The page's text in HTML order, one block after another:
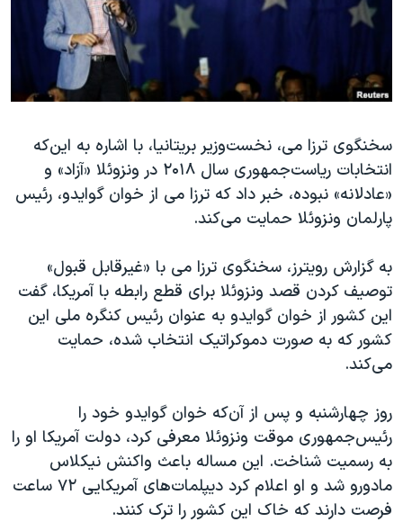
فرهنگ و زندگی
اقتصادی
اسرائیل در جنگ
گالری عکس
آرشیو پخش زنده
مستندها
حمله جمهوری اسلامی به اسرائیل
ورزش زنان در ایران
اعتراضات زن، زندگی، آزادی
مجموعه مستندهای دادخواهی
دادگاه حمید نوری
چهل سال گروگان‌گیری
قانون شفافیت دارائی کادر رهبری ایران
اعتراضات مردمی آبان ۹۸
اسرائیل در جنگ
نرگس محمدی برنده جایزه نوبل صلح
همایش محافظه‌کاران آمریکا «سی‌پک»
صفحه‌های ویژه
دنبال کنید
زبانهای مختلف
سخنگوی ترزا می، نخست‌وزیر بریتانیا، با اشاره به این‌که
انتخابات ریاست‌جمهوری سال ۲۰۱۸ در ونزوئلا «آزاد» و
«عادلانه» نبوده، خبر داد که ترزا می از خوان گوایدو، رئیس
پارلمان ونزوئلا حمایت می‌کند.
به گزارش رویترز، سخنگوی ترزا می با «غیرقابل قبول»
توصیف کردن قصد ونزوئلا برای قطع رابطه با آمریکا، گفت
این کشور از خوان گوایدو به عنوان رئیس کنگره ملی این
کشور که به صورت دموکراتیک انتخاب شده، حمایت
می‌کند.
روز چهارشنبه و پس از آن‌که خوان گوایدو خود را
رئیس‌جمهوری موقت ونزوئلا معرفی کرد، دولت آمریکا او را
به رسمیت شناخت. این مساله باعث واکنش نیکلاس
مادورو شد و او اعلام کرد دیپلمات‌های آمریکایی ۷۲ ساعت
فرصت دارند که خاک این کشور را ترک کنند.